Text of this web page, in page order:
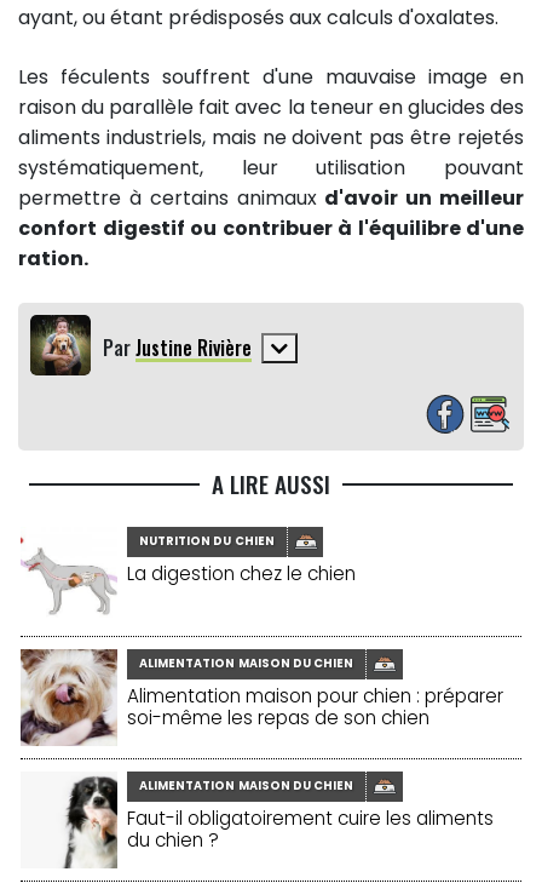
ayant, ou étant prédisposés aux calculs d'oxalates.
Les féculents souffrent d'une mauvaise image en
raison du parallèle fait avec la teneur en glucides des
aliments industriels, mais ne doivent pas être rejetés
systématiquement, leur utilisation pouvant
permettre à certains animaux d'avoir un meilleur
confort digestif ou contribuer à l'équilibre d'une
ration.
ParJustine Rivière
A LIRE AUSSI
NUTRITION DU CHIEN
La digestion chez le chien
ALIMENTATION MAISON DU CHIEN
Alimentation maison pour chien : préparer
soi-même les repas de son chien
ALIMENTATION MAISON DU CHIEN
Faut-il obligatoirement cuire les aliments
du chien ?